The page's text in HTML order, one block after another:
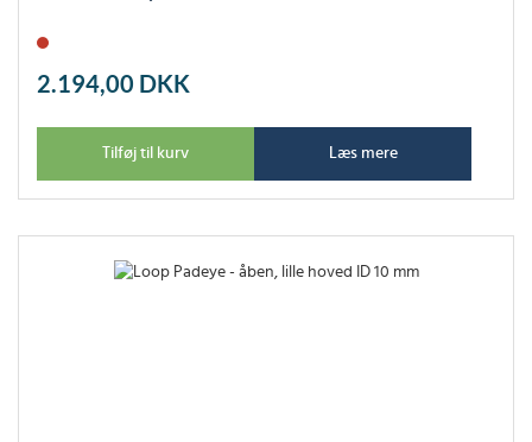
2.194,00 DKK
Tilføj til kurv Læs mere